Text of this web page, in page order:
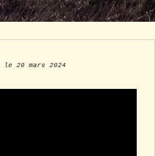
le 20 mars 2024